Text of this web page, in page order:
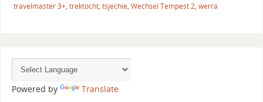
travelmaster 3+, trektocht, tsjechie, Wechsel Tempest 2, werra
Powered by Translate